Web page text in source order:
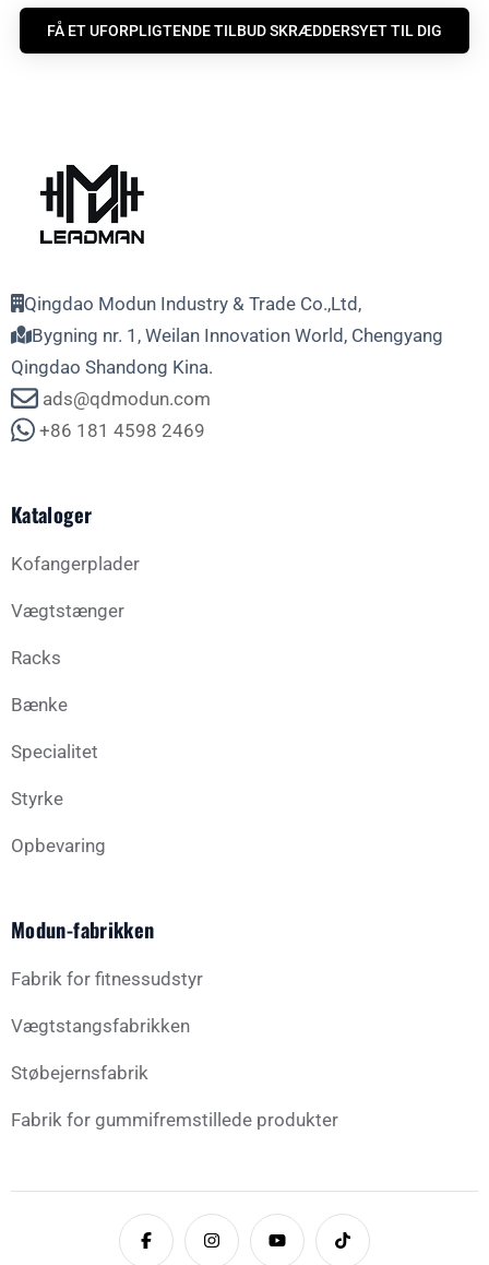
FÅ ET UFORPLIGTENDE TILBUD SKRÆDDERSYET TIL DIG
Qingdao Modun Industry & Trade Co.,Ltd,
Bygning nr. 1, Weilan Innovation World, Chengyang
Qingdao Shandong Kina.
ads@qdmodun.com
+86 181 4598 2469
Kataloger
Kofangerplader
Vægtstænger
Racks
Bænke
Specialitet
Styrke
Opbevaring
Modun-fabrikken
Fabrik for fitnessudstyr
Vægtstangsfabrikken
Støbejernsfabrik
Fabrik for gummifremstillede produkter